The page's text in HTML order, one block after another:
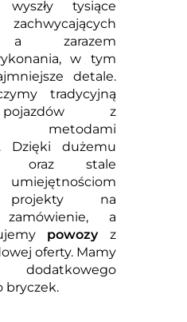
tysiące
a zarazem
w tym
detale.
tradycyjną
z
metodami
Dzięki dużemu
oraz stale
umiejętnościom
projekty na
zamówienie, a
powozyz
oferty. Mamy
bryczek.